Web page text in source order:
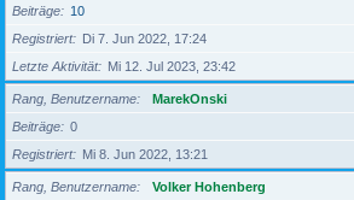
Beiträge
10
Registriert
Di 7. Jun 2022, 17:24
Letzte Aktivität
Mi 12. Jul 2023, 23:42
Rang, Benutzername
MarekOnski
Beiträge
0
Registriert
Mi 8. Jun 2022, 13:21
Rang, Benutzername
Volker Hohenberg